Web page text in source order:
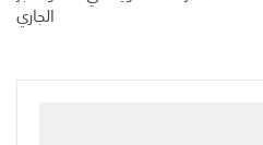
الجاري